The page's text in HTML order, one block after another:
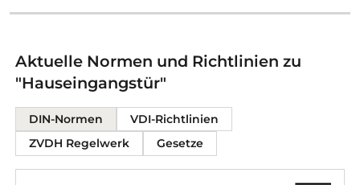
Aktuelle Normen und Richtlinien zu
"Hauseingangstür"
DIN-Normen
VDI-Richtlinien
ZVDH Regelwerk
Gesetze